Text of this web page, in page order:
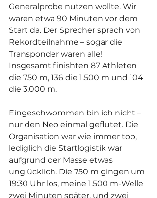
Generalprobe nutzen wollte. Wir
waren etwa 90 Minuten vor dem
Start da. Der Sprecher sprach von
Rekordteilnahme – sogar die
Transponder waren alle!
Insgesamt finishten 87 Athleten
die 750 m, 136 die 1.500 m und 104
die 3.000 m.
Eingeschwommen bin ich nicht –
nur den Neo einmal geflutet. Die
Organisation war wie immer top,
lediglich die Startlogistik war
aufgrund der Masse etwas
unglücklich. Die 750 m gingen um
19:30 Uhr los, meine 1.500 m-Welle
zwei Minuten später, und zwei